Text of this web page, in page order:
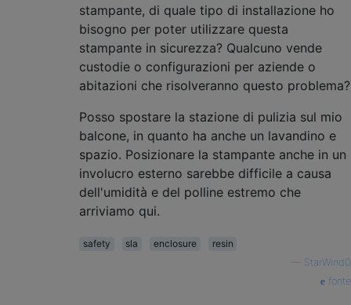
stampante, di quale tipo di installazione ho
bisogno per poter utilizzare questa
stampante in sicurezza? Qualcuno vende
custodie o configurazioni per aziende o
abitazioni che risolveranno questo problema?
Posso spostare la stazione di pulizia sul mio
balcone, in quanto ha anche un lavandino e
spazio. Posizionare la stampante anche in un
involucro esterno sarebbe difficile a causa
dell'umidità e del polline estremo che
arriviamo qui.
safety sla enclosure
resin
StarWind0
fonte